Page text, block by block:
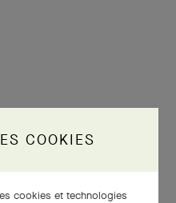
COOKIES
cookies et technologies